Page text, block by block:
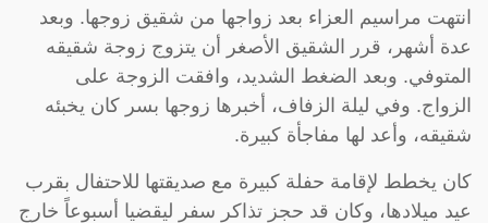
انتهت مراسيم العزاء بعد زواجها من شقيق زوجها. وبعد
عدة أشهر، قرر الشقيق الأصغر أن يتزوج زوجة شقيقه
المتوفي. وبعد الضغط الشديد، وافقت الزوجة على
الزواج. وفي ليلة الزفاف، أخبرها زوجها بسر كان يخبئه
شقيقه، وأعد لها مفاجأة كبيرة.
كان يخطط لإقامة حفلة كبيرة مع صديقتها للاحتفال بقرب
عيد ميلادها، وكان قد حجز تذاكر سفر ليقضيا أسبوعاً خارج